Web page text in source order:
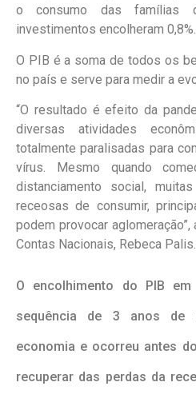
oconsumo das famílias
investimentos encolheram 0,8%.
O PIB é a soma de todos os
no país e serve para medir a
“O resultado é efeito da
diversas atividades
totalmente paralisadas para
vírus. Mesmo quando
distanciamento social,
receosas de consumir,
podem provocar
Contas Nacionais, Rebeca Palis.
O encolhimento do PIB
sequência de 3 anos de
economia e ocorreu antes
recuperar das perdas da